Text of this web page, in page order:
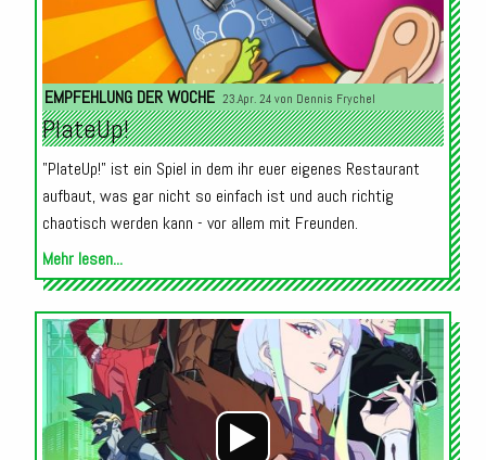
EMPFEHLUNG DER WOCHE 23.Apr. 24 von Dennis Frychel
PlateUp!
"PlateUp!" ist ein Spiel in dem ihr euer eigenes Restaurant
aufbaut, was gar nicht so einfach ist und auch richtig
chaotisch werden kann - vor allem mit Freunden.
Mehr lesen...
Audio-
Player